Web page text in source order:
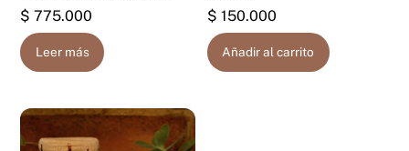
$ 775.000
Leer más
$ 150.000
Añadir al carrito